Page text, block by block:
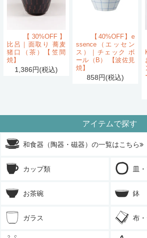
【30%OFF】
比呂｜面取り 蕎麦
猪口（茶）【笠間
焼】
1,386円(税込)
【40%OFF】e
ssence（エッセン
ス）｜チェック ボ
ール（B） 【波佐見
焼】
858円(税込)
アイテムで探す
和食器（陶器・磁器）の一覧はこちら
カップ類 皿
お茶碗 鉢
ガラス 布